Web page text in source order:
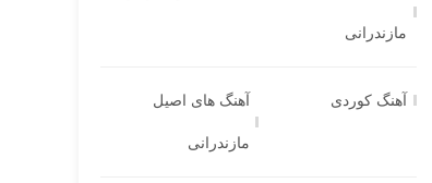
مازندرانی
آهنگ کوردی آهنگ های اصیل
مازندرانی